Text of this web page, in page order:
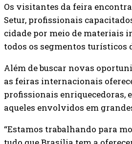
Os visitantes da feira
Setur, profissionais
cidade por meio de materiais
todos os segmentos turísticos
Além de buscar novas
as feiras internacionais
profissionais enriquecedoras,
aqueles envolvidos em
“Estamos trabalhando para